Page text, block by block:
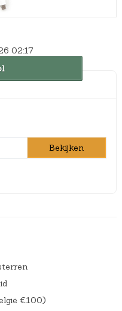
02:17
Bekijken
€100)